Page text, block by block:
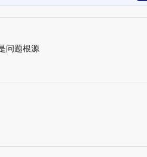
问题根源